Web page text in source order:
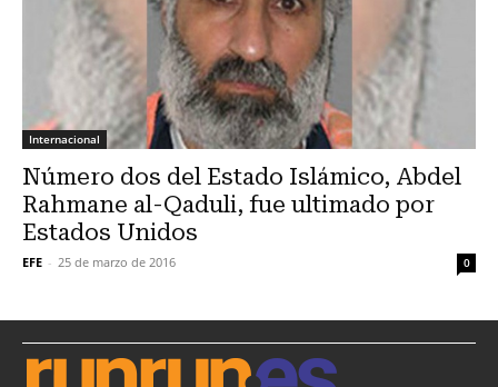
Internacional
Número dos del Estado Islámico, Abdel
Rahmane al-Qaduli, fue ultimado por
Estados Unidos
EFE - 25 de marzo de 2016 0